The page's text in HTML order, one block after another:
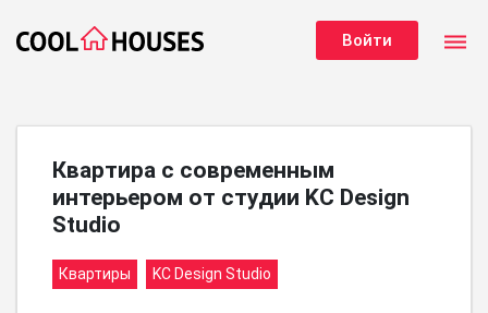
Войти dehaze
Квартира с современным
интерьером от студии KC Design
Studio
Квартиры KC Design Studio